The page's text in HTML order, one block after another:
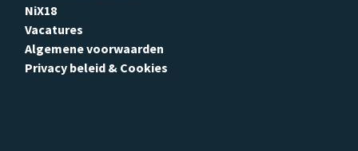
NiX18
Vacatures
Algemene voorwaarden
Privacy beleid & Cookies